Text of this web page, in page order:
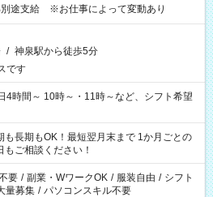
別途支給 ※お仕事によって変動あり
/ 神泉駅から徒歩5分
です
間～ 10時～・11時～など、シフト希望
も長期もOK！最短翌月末まで 1か月ごとの
ご相談ください！
要 / 副業・WワークOK / 服装自由 / シフト
量募集 / パソコンスキル不要